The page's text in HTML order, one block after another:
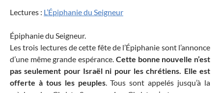
Lectures : L’Épiphanie du Seigneur
Épiphanie du Seigneur.
Les trois lectures de cette fête de l’Épiphanie sont l’annonce
d’une même grande espérance. Cette bonne nouvelle n’est
pas seulement pour Israël ni pour les chrétiens. Elle est
offerte à tous les peuples. Tous sont appelés jusqu’à la